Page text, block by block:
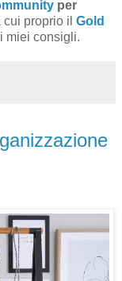
per
cui proprio il Gold
miei consigli.